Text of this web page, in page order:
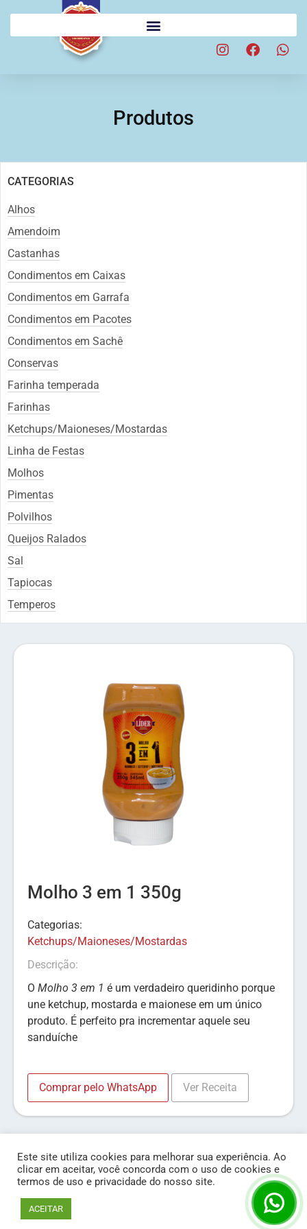
Produtos
CATEGORIAS
Alhos
Amendoim
Castanhas
Condimentos em Caixas
Condimentos em Garrafa
Condimentos em Pacotes
Condimentos em Sachê
Conservas
Farinha temperada
Farinhas
Ketchups/Maioneses/Mostardas
Linha de Festas
Molhos
Pimentas
Polvilhos
Queijos Ralados
Sal
Tapiocas
Temperos
Molho 3 em 1 350g
Categorias:
Ketchups/Maioneses/Mostardas
Descrição:
O Molho 3 em 1 é um verdadeiro queridinho porque
une ketchup, mostarda e maionese em um único
produto. É perfeito pra incrementar aquele seu
sanduíche
Comprar pelo WhatsApp Ver Receita
© Líder Condimentos 2020 - Todos os Direitos Reservados
Este site utiliza cookies para melhorar sua experiência. Ao
clicar em aceitar, você concorda com o uso de cookies e
termos de uso e privacidade do nosso site.
ACEITAR